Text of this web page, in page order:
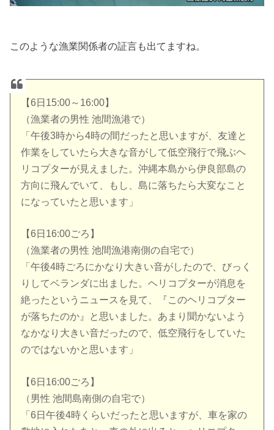
このような漁業関係者の証言も出てますね。
【6日15:00～16:00】
（漁業者の男性 池間漁港で）
「午後3時から4時の間だったと思いますが、友達と
作業をしていたら大きな音がして低空飛行で飛ぶヘ
リコプターが見えました。沖縄本島から伊良部島の
方向に飛んでいて、もし、島に落ちたら大変なこと
になっていたと思います」
【6日16:00ごろ】
（漁業者の男性 池間漁港南側の自宅で）
「午後4時ごろにかなり大きい音がしたので、びっく
りしてベランダに出ました。ヘリコプターが消息を
絶ったというニュースを見て、『このヘリコプター
が落ちたのか』と思いました。あまり聞かないよう
なかなり大きい音だったので、低空飛行をしていた
のではないかと思います」
【6日16:00ごろ】
（男性 池間島南側の自宅で）
「6日午後4時くらいだったと思いますが、車を家の